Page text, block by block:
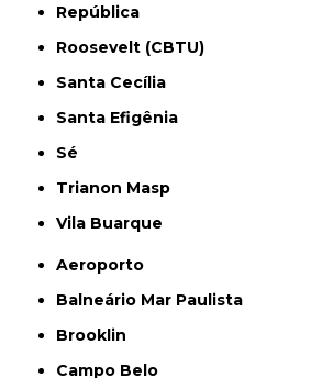
República
Roosevelt (CBTU)
Santa Cecília
Santa Efigênia
Sé
Trianon Masp
Vila Buarque
Aeroporto
Balneário Mar Paulista
Brooklin
Campo Belo